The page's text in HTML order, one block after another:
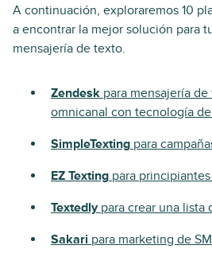
A continuación, exploraremos 10
a encontrar la mejor solución para
mensajería de texto.
Zendesk para mensajería
omnicanal con tecnología
SimpleTexting para
EZ Texting para
Textedlypara crear una lista
Sakari para marketing de